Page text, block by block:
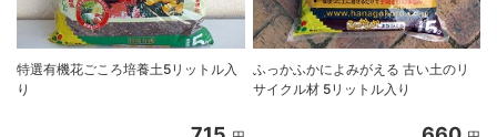
特選有機花ごころ培養土5リットル入
り
ふっかふかによみがえる 古い土のリ
サイクル材 5リットル入り